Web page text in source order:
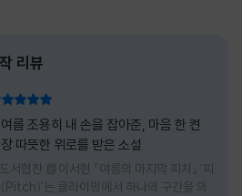
리뷰
름 조용히 내 손을 잡아준, 마음 한 켠
따뜻한 위로를 받은 소설
서협찬 📗이서현 『여름의 마지막 피치』 '피
는 클라이밍에서 하나의 구간을 의